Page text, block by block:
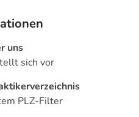
uns
sich vor
PLZ-Filter